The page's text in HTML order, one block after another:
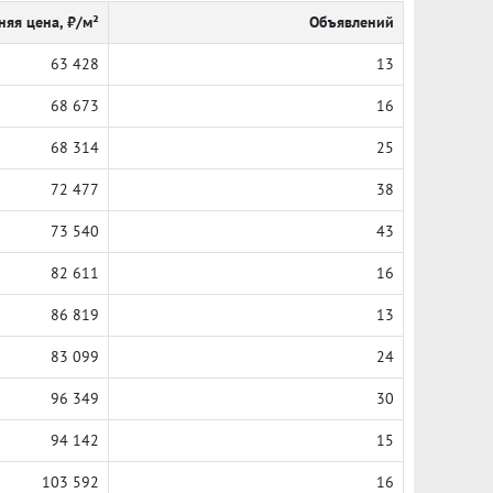
цена, ₽/м² Объявлений
63 428 13
68 673 16
68 314 25
72 477 38
73 540 43
82 611 16
86 819 13
83 099 24
96 349 30
94 142 15
103 592 16